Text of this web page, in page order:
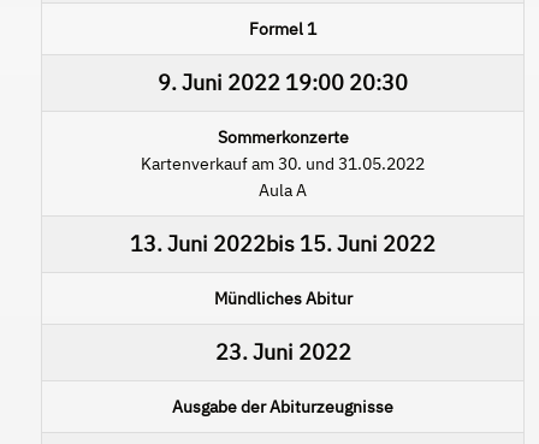
Formel 1
9. Juni 2022 19:00 20:30
Sommerkonzerte
Kartenverkauf am 30. und 31.05.2022
Aula A
13. Juni 2022bis 15. Juni 2022
Mündliches Abitur
23. Juni 2022
Ausgabe der Abiturzeugnisse